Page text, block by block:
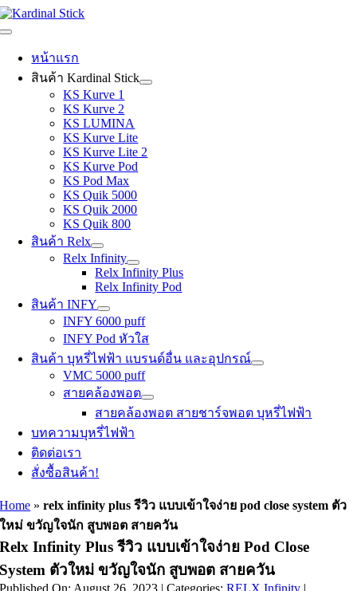
Skip
to
Toggle
Navigation
หน้าแรก
สินค้า Kardinal Stick
KS Kurve 1
KS Kurve 2
KS LUMINA
KS Kurve Lite
KS Kurve Lite 2
KS Kurve Pod
KS Pod Max
KS Quik 5000
KS Quik 2000
KS Quik 800
สินค้า Relx
Relx Infinity
Relx Infinity Plus
Relx Infinity Pod
สินค้า INFY
INFY 6000 puff
INFY Pod หัวใส
สินค้า บุหรี่ไฟฟ้า แบรนด์อื่น และอุปกรณ์
VMC 5000 puff
สายคล้องพอต
สายคล้องพอต สายชาร์จพอต บุหรี่ไฟฟ้า
บทความบุหรี่ไฟฟ้า
ติดต่อเรา
สั่งซื้อสินค้า!
Home »relx infinity plus รีวิว แบบเข้าใจง่าย pod close system ตัว
ใหม่ ขวัญใจนัก สูบพอต สายควัน
Relx Infinity Plus รีวิว แบบเข้าใจง่าย Pod Close
System ตัวใหม่ ขวัญใจนัก สูบพอต สายควัน
Published On: August 26, 2023 |Categories:RELX Infinity |